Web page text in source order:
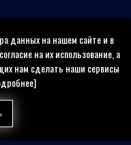
данных на нашем сайте и в
на их использование, а
нам сделать наши сервисы